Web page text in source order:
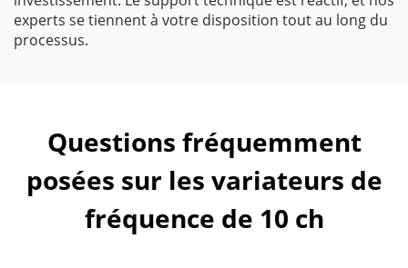
experts se tiennent à votre disposition tout au long du
processus.
Questions fréquemment
posées sur les variateurs de
fréquence de 10 ch